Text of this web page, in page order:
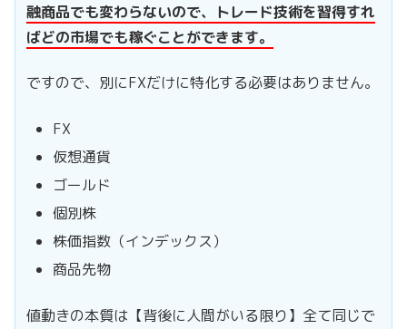
融商品でも変わらないので、トレード技術を習得すれ
ばどの市場でも稼ぐことができます。
ですので、別にFXだけに特化する必要はありません。
FX
仮想通貨
ゴールド
個別株
株価指数（インデックス）
商品先物
値動きの本質は【背後に人間がいる限り】全て同じで